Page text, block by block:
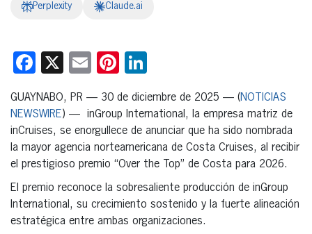
Perplexity Claude.ai
Facebook
X EmailPinterest
GUAYNABO, PR — 30 de diciembre de 2025 — (NOTICIAS
NEWSWIRE) — inGroup International, la empresa matriz de
inCruises, se enorgullece de anunciar que ha sido nombrada
la mayor agencia norteamericana de Costa Cruises, al recibir
el prestigioso premio “Over the Top” de Costa para 2026.
El premio reconoce la sobresaliente producción de inGroup
International, su crecimiento sostenido y la fuerte alineación
estratégica entre ambas organizaciones.